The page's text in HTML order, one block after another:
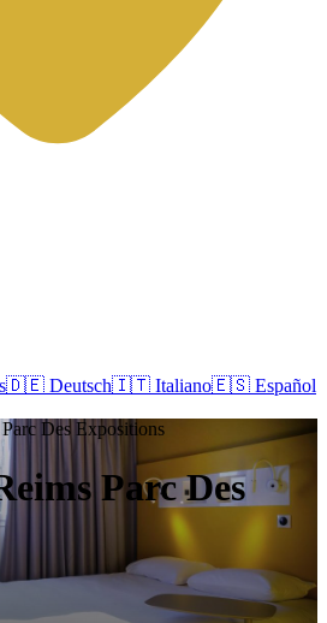
🇩🇪 Deutsch🇮🇹 Italiano🇪🇸 Español
Parc Des Expositions
Parc Des